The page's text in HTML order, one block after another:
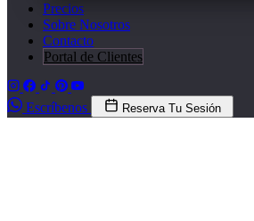
Precios
Sobre Nosotros
Contacto
Portal de Clientes
Escríbenos Reserva Tu Sesión